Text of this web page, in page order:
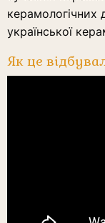
керамологічних
української
Як це